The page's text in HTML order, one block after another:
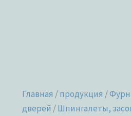
Главная /продукция /
дверей /Шпингалеты,